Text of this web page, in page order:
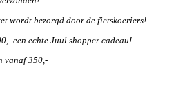
wordt bezorgd door de fietskoeriers!
een echte Juul shopper cadeau!
vanaf 350,-